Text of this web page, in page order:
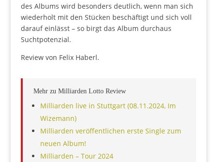
des Albums wird besonders deutlich, wenn man sich
wiederholt mit den Stücken beschäftigt und sich voll
darauf einlässt – so birgt das Album durchaus
Suchtpotenzial.
Review von Felix Haberl.
Mehr zu Milliarden Lotto Review
Milliarden live in Stuttgart (08.11.2024, Im
Wizemann)
Milliarden veröffentlichen erste Single zum
neuen Album!
Milliarden – Tour 2024